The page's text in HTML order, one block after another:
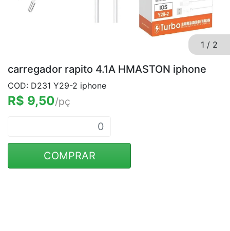
1 / 2
carregador rapito 4.1A HMASTON iphone
COD: D231 Y29-2 iphone
R$ 9,50/pç
COMPRAR